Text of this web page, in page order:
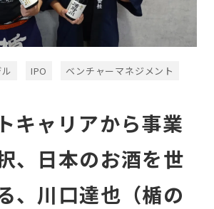
IPO
ベンチャーマネジメント
キャリアから事業
、日本のお酒を世
、川口達也（楯の